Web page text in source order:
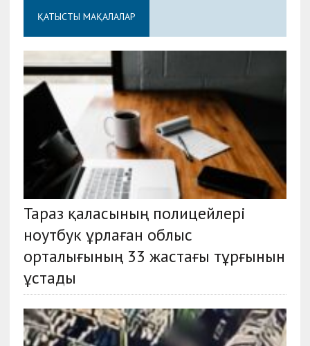
ҚАТЫСТЫ МАҚАЛАЛАР
Тараз қаласының полицейлері
ноутбук ұрлаған облыс
орталығының 33 жастағы тұрғынын
ұстады